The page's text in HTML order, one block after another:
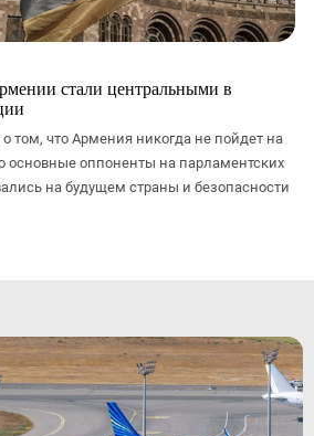
стали центральными в
том, что Армения никогда не пойдет на
основные оппоненты на парламентских
на будущем страны и безопасности